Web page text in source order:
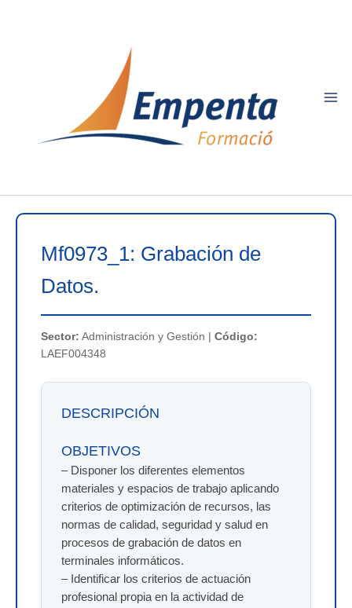
Mf0973_1: Grabación de
Datos.
Sector: Administración y Gestión | Código:
LAEF004348
DESCRIPCIÓN
OBJETIVOS
– Disponer los diferentes elementos
materiales y espacios de trabajo aplicando
criterios de optimización de recursos, las
normas de calidad, seguridad y salud en
procesos de grabación de datos en
terminales informáticos.
– Identificar los criterios de actuación
profesional propia en la actividad de